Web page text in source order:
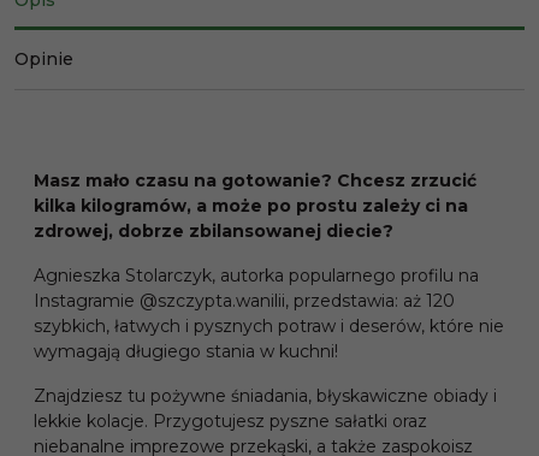
Opinie
Masz mało czasu na gotowanie? Chcesz zrzucić
kilka kilogramów, a może po prostu zależy ci na
zdrowej, dobrze zbilansowanej diecie?
Agnieszka Stolarczyk, autorka popularnego profilu na
Instagramie @szczypta.wanilii, przedstawia: aż 120
szybkich, łatwych i pysznych potraw i deserów, które nie
wymagają długiego stania w kuchni!
Znajdziesz tu pożywne śniadania, błyskawiczne obiady i
lekkie kolacje. Przygotujesz pyszne sałatki oraz
niebanalne imprezowe przekąski, a także zaspokoisz